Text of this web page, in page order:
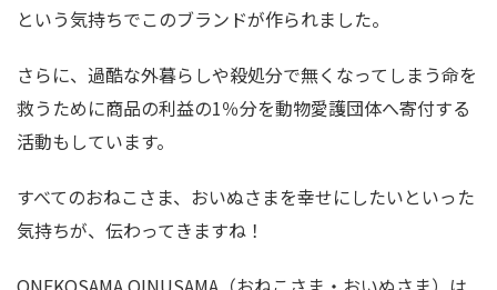
という気持ちでこのブランドが作られました。
さらに、過酷な外暮らしや殺処分で無くなってしまう命を
救うために商品の利益の1％分を動物愛護団体へ寄付する
活動もしています。
すべてのおねこさま、おいぬさまを幸せにしたいといった
気持ちが、伝わってきますね！